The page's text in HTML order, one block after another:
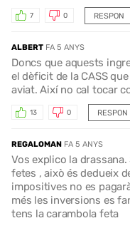
RESPON
7 0
ALBERT FA 5 ANYS
Doncs que aquests
el dèficit de la CASS
aviat. Així no cal tocar
RESPON
13 0
REGALOMAN FA 5 ANYS
Vos explico la
fetes , això és dedueix
impositives no es
més les inversions es
tens la carambola feta